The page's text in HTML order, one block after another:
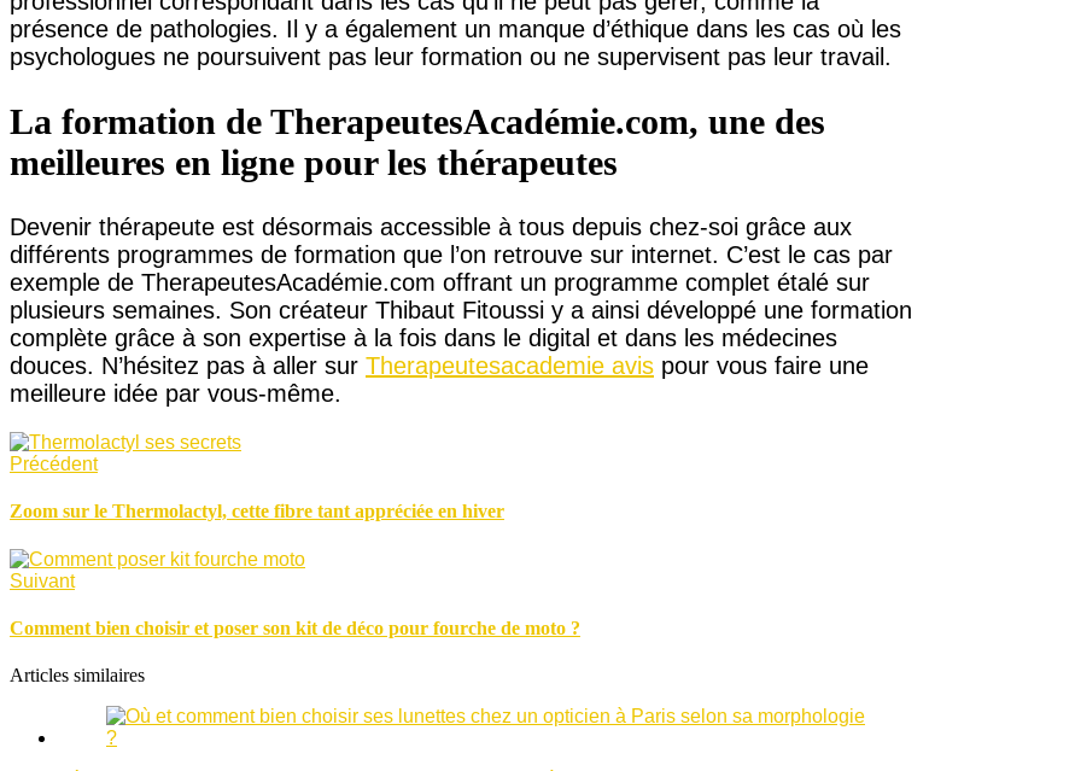
présence de pathologies. Il y a également un manque d’éthique dans les cas où les
psychologues ne poursuivent pas leur formation ou ne supervisent pas leur travail.
La formation de TherapeutesAcadémie.com, une des
meilleures en ligne pour les thérapeutes
Devenir thérapeute est désormais accessible à tous depuis chez-soi grâce aux
différents programmes de formation que l’on retrouve sur internet. C’est le cas par
exemple de TherapeutesAcadémie.com offrant un programme complet étalé sur
plusieurs semaines. Son créateur Thibaut Fitoussi y a ainsi développé une formation
complète grâce à son expertise à la fois dans le digital et dans les médecines
douces. N’hésitez pas à aller sur Therapeutesacademie avis pour vous faire une
meilleure idée par vous-même.
Précédent
Zoom sur le Thermolactyl, cette fibre tant appréciée en hiver
Suivant
Comment bien choisir et poser son kit de déco pour fourche de moto ?
Articles similaires